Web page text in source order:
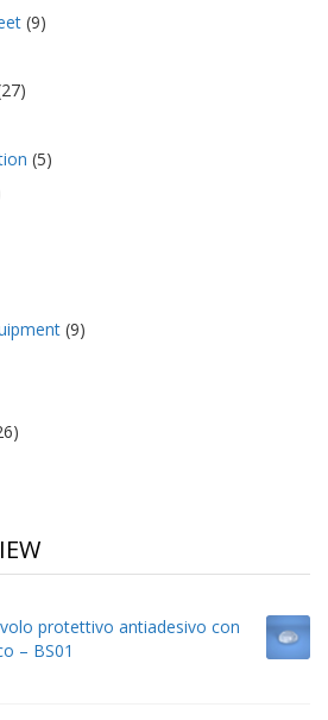
(9)
(5)
(9)
protettivo antiadesivo con
– BS01